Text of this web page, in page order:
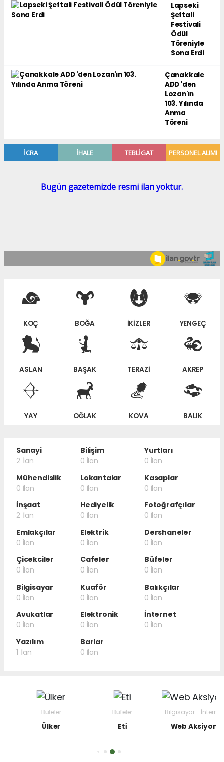
Lapseki
Şeftali
Festivali
Ödül
Töreniyle
Sona Erdi
Çanakkale
ADD 'den
Lozan'ın
103. Yılında
Anma
Töreni
KOÇ BOĞA İKİZLER YENGEÇ
ASLAN BAŞAK TERAZİ AKREP
YAY OĞLAK KOVA BALIK
Sanayi
2 İlan
Bilişim
0 İlan
Yurtları
0 İlan
Mühendislik
0 İlan
Lokantalar
0 İlan
Kasaplar
0 İlan
İnşaat
2 İlan
Hediyelik
0 İlan
Fotoğrafçılar
0 İlan
Emlakçılar
0 İlan
Elektrik
0 İlan
Dershaneler
0 İlan
Çicekciler
0 İlan
Cafeler
0 İlan
Büfeler
0 İlan
Bilgisayar
0 İlan
Kuaför
0 İlan
Balıkçılar
0 İlan
Avukatlar
0 İlan
Elektronik
0 İlan
İnternet
0 İlan
Yazılım
1 İlan
Barlar
0 İlan
Büfeler
Ülker
Büfeler Bilgisayar - İnternet
Web Aksiyon